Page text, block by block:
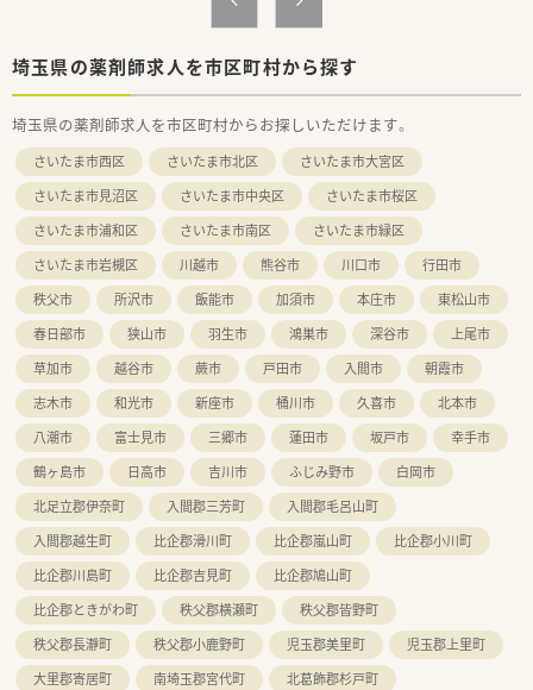
≪おすすめポイント≫
■薬剤師18名、調剤助手8名が在籍しています。
も受けられます。
■他職種の方との連携も密接に行っており、地域に愛される病院
を目指しています。
■年間休日は122日！別途有給休暇がつきますので、しっかり休
むことができます。
埼玉県の薬剤師求人を市区町村から探す
埼玉県の薬剤師求人を市区町村からお探しいただけます。
さいたま市西区 さいたま市北区
さいたま市大宮区
さいたま市見沼区
さいたま市中央区
さいたま市桜区
さいたま市浦和区
さいたま市南区
さいたま市緑区
さいたま市岩槻区
川越市 熊谷市 川口市
行田市
秩父市
所沢市 飯能市 加須市 本庄市
東松山市
春日部市
狭山市 羽生市 鴻巣市 深谷市
上尾市
草加市
越谷市 蕨市 戸田市 入間市
朝霞市
志木市
和光市 新座市 桶川市 久喜市
北本市
八潮市
富士見市 三郷市 蓮田市 坂戸市
幸手市
鶴ヶ島市
日高市 吉川市 ふじみ野市
白岡市
北足立郡伊奈町
入間郡三芳町
入間郡毛呂山町
入間郡越生町
比企郡滑川町 比企郡嵐山町
比企郡小川町
比企郡川島町
比企郡吉見町
比企郡鳩山町
比企郡ときがわ町
秩父郡横瀬町
秩父郡皆野町
秩父郡長瀞町
秩父郡小鹿野町 児玉郡美里町
児玉郡上里町
大里郡寄居町
南埼玉郡宮代町
北葛飾郡杉戸町